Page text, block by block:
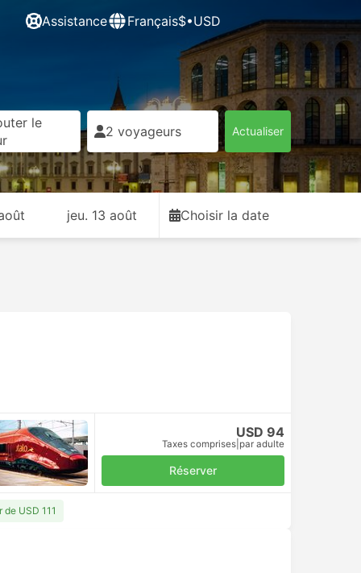
Assistance Français$•USD
le
2 voyageurs Actualiser
jeu. 13 août Choisir la date
USD 94
Taxes comprises par adulte
Réserver
USD 111